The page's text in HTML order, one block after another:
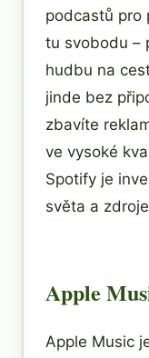
podcastů pro
tu svobodu –
hudbu na
jinde bez
zbavíte
ve vysoké
Spotify je
světa a
Apple
Apple Music